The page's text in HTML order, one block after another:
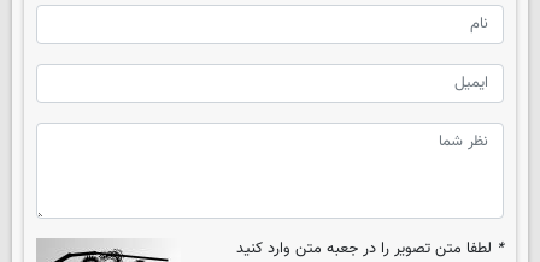
* لطفا متن تصویر را در جعبه متن وارد کنید